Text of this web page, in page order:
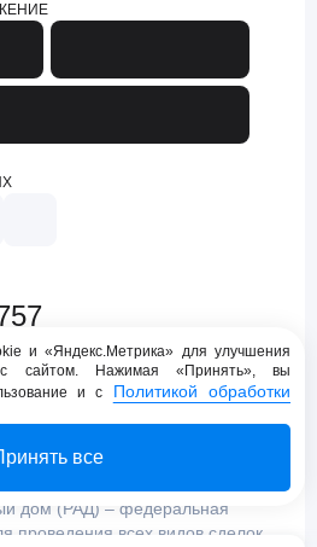
поддержка
дом (РАД) – федеральная
проведения всех видов сделок
и «Яндекс.Метрика» для улучшения
с сайтом. Нажимая «Принять», вы
и с Политикой обработки
все